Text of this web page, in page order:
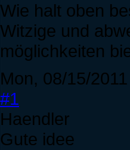
Wie halt oben
Witzige und
möglichkeiten
Mon, 08/15/
#1
Haendler
Gute idee